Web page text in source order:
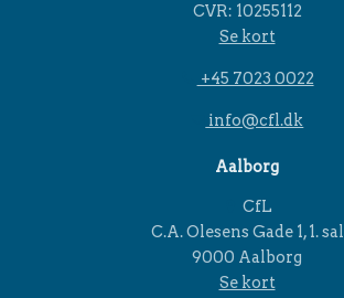
CVR: 10255112
Se kort
+45 7023 0022
info@cfl.dk
Aalborg
CfL
C.A. Olesens Gade 1, 1. sal
9000 Aalborg
Se kort